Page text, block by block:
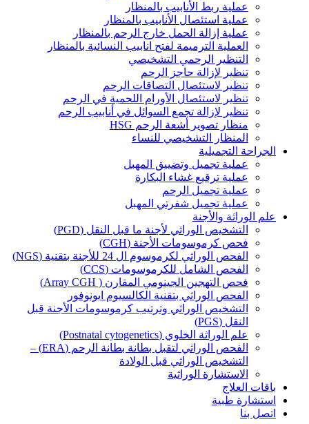
عملية ربط الأنابيب بالمنظار
عملية استئصال الأنابيب بالمنظار
عملية إزالة الحمل خارج الرحم بالمنظار
العملية الترميمة لفتح انابيب النسائية بالمنظار
التنظير الرحمي التشخيصي
تنظير لإزالة حاجز الرحم
تنظير لاستئصال التصاقات الرحم
تنظير لاستئصال الأورام اللحمية في الرحم
تنظير لإزالة تجمع السوائل في أنابيب الرحم
منظار تصوير أشعة الرحم HSG
المنظار التشخيصي للنساء
الجراحة التجميلية
عملية تجميل وتضييق المهبل
عملية ترقيع غشاء البكارة
عملية تجميل الرحم
عملية تجميل شفرتي المهبل
علم الوراثة والأجنة
التشخيص الوراثي لأجنة ما قبل النقل (PGD)
فحص كرموسومات الأجنة (CGH)
الفحص الوراثي لكرموسوم ال 24 للأجنة بتقنية (NGS)
الفحص الشامل للكرموسومات (CCS)
فحص التهجين الجينومي المقارن ( Array CGH)
الفحص الوراثي بتقنية الكالسيوم ايونوفور
التشخيص الوراثي وترتيب كرموسومات الأجنة قبل
النقل (PGS)
علم الوراثة الخلوي (Postnatal cytogenetics)
الفحص الوراثي لتقبل بطانة بطانة الرحم (ERA) –
التشخيص الوراثي قبل الولادة
الاستشارة الوراثية
باقات العلاج
استشارة طبية
اتصل بنا